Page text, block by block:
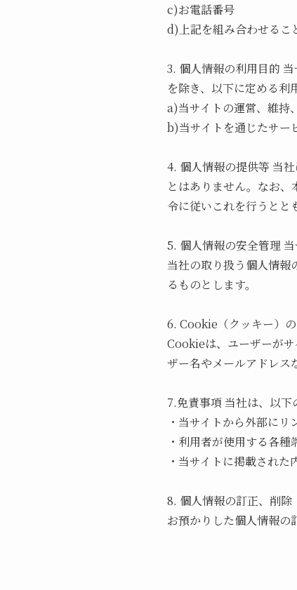
c)お電話番号
d)上記を組み合わせるこ
3. 個人情報の利用目的
を除き、以下に定める利
a)当サイトの運営、維持
b)当サイトを通じたサー
4. 個人情報の提供等 当
とはありません。なお
令に従いこれを行うとと
5. 個人情報の安全管理
当社の取り扱う個人情報
るものとします。
6. Cookie（クッキー）
Cookieは、ユーザーが
ザー名やメールアドレス
7.免責事項 当社は、以下
・当サイトから外部に
・利用者が使用する各
・当サイトに掲載され
8. 個人情報の訂正、削除
お預かりした個人情報の